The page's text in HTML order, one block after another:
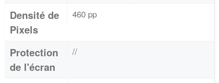
Densité de
Pixels
460 pp
Protection
de l'écran
//